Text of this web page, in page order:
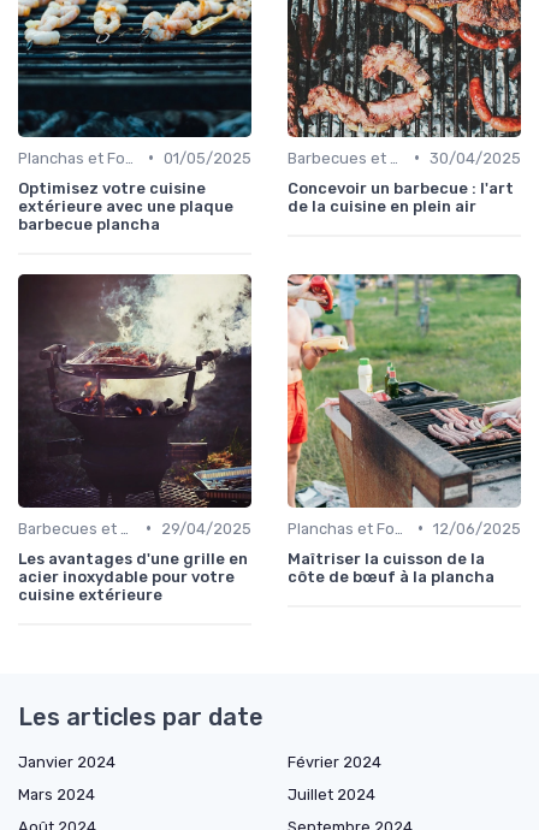
• 01/05/2025
Optimisez votre cuisine
extérieure avec une plaque
barbecue plancha
• 30/04/2025
Concevoir un barbecue : l'art
de la cuisine en plein air
•
29/04/2025
Les avantages d'une grille en
acier inoxydable pour votre
cuisine extérieure
• 12/06/2025
Maîtriser la cuisson de la
côte de bœuf à la plancha
Les articles par date
Janvier 2024
Février 2024
Mars 2024
Juillet 2024